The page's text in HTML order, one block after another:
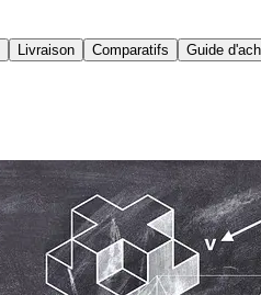
Livraison Comparatifs Guide